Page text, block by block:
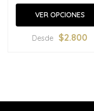
VER OPCIONES
Desde $2.800